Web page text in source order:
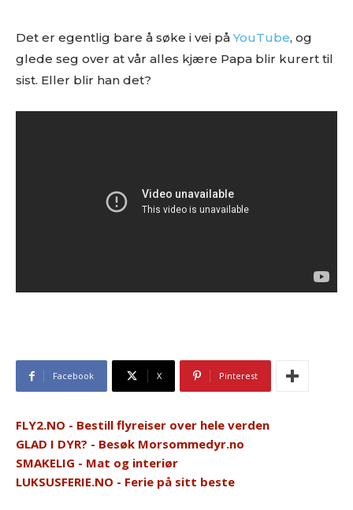
Det er egentlig bare å søke i vei påYouTube, og
glede seg over at vår alles kjære Papa blir kurert til
sist. Eller blir han det?
Facebook X Pinterest
FLY2.NO - Bestill flyreiser over hele verden
GLAD I DYR? - Besøk Morsommedyr.no
SMAKELIG - Mat og interiør
LUKSUSFERIE.NO - Ferie på sitt beste